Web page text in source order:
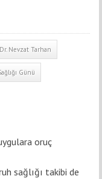
Nevzat Tarhan
Günü
oruç
sağlığı takibi de